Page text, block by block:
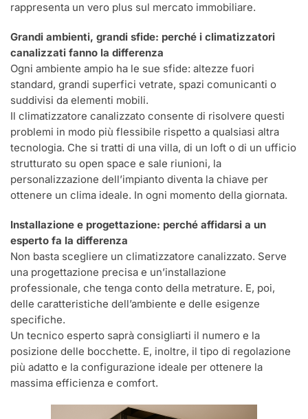
rappresenta un vero plus sul mercato immobiliare.
Grandi ambienti, grandi sfide: perché i climatizzatori
canalizzati fanno la differenza
Ogni ambiente ampio ha le sue sfide: altezze fuori
standard, grandi superfici vetrate, spazi comunicanti o
suddivisi da elementi mobili.
Il climatizzatore canalizzato consente di risolvere questi
problemi in modo più flessibile rispetto a qualsiasi altra
tecnologia. Che si tratti di una villa, di un loft o di un ufficio
strutturato su open space e sale riunioni, la
personalizzazione dell’impianto diventa la chiave per
ottenere un clima ideale. In ogni momento della giornata.
Installazione e progettazione: perché affidarsi a un
esperto fa la differenza
Non basta scegliere un climatizzatore canalizzato. Serve
una progettazione precisa e un’installazione
professionale, che tenga conto della metrature. E, poi,
delle caratteristiche dell’ambiente e delle esigenze
specifiche.
Un tecnico esperto saprà consigliarti il numero e la
posizione delle bocchette. E, inoltre, il tipo di regolazione
più adatto e la configurazione ideale per ottenere la
massima efficienza e comfort.